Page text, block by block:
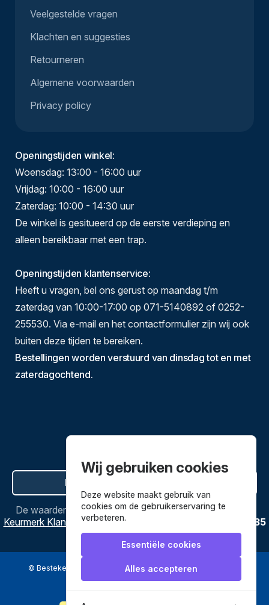
Veelgestelde vragen
Klachten en suggesties
Retourneren
Algemene voorwaarden
Privacy policy
Openingstijden winkel:
Woensdag: 13:00 - 16:00 uur
Vrijdag: 10:00 - 16:00 uur
Zaterdag: 10:00 - 14:30 uur
De winkel is gesitueerd op de eerste verdieping en
alleen bereikbaar met een trap.
Openingstijden klantenservice:
Heeft u vragen, bel ons gerust op maandag t/m
zaterdag van 10:00-17:00 op 071-5140892 of 0252-
255530. Via e-mail en het contactformulier zijn wij ook
buiten deze tijden te bereiken.
Bestellingen worden verstuurd van dinsdag tot en met
zaterdagochtend.
Hier de overeenkomst ontbinden
De waardering vanBestekenpannen.nlbijWebwinkel
Keurmerk Klantbeoordelingen
3635
reviews.
© Bestekenpannen.nl 2026 een webshop van
Wij gebruiken cookies
Deze website maakt gebruik van
cookies om de gebruikerservaring te
verbeteren.
Essentiële cookies
Alles accepteren